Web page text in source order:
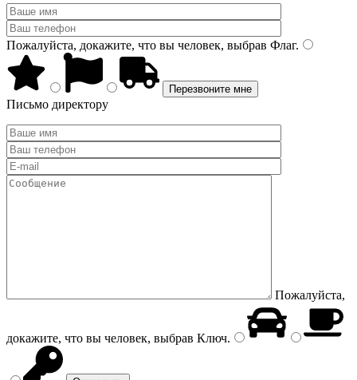
Пожалуйста, докажите, что вы человек, выбрав Флаг.
Письмо директору
Пожалуйста,
докажите, что вы человек, выбрав Ключ.